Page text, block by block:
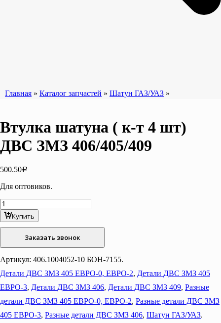
Главная » Каталог запчастей » Шатун ГАЗ/УАЗ »
Втулка шатуна ( к-т 4 шт)
ДВС ЗМЗ 406/405/409
500.50Р
Для оптовиков.
Количество
товара
Втулка
шатуна
к-
т
4
шт)
ДВС
ЗМЗ
406/405/409
Купить
Заказать звонок
Артикул: 406.1004052-10 БОН-7155.
Детали ДВС ЗМЗ 405 ЕВРО-0, ЕВРО-2, Детали ДВС ЗМЗ 405
ЕВРО-3, Детали ДВС ЗМЗ 406, Детали ДВС ЗМЗ 409, Разные
детали ДВС ЗМЗ 405 ЕВРО-0, ЕВРО-2, Разные детали ДВС ЗМЗ
405 ЕВРО-3, Разные детали ДВС ЗМЗ 406, Шатун ГАЗ/УАЗ.